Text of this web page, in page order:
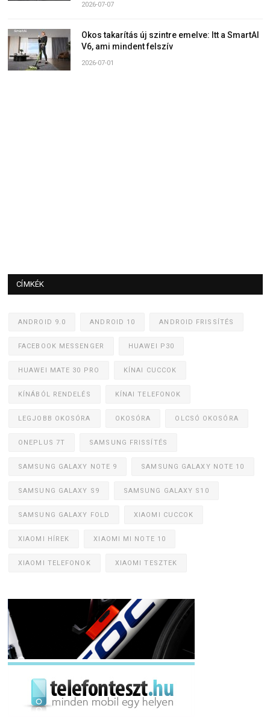
2026-07-07
Okos takarítás új szintre emelve: Itt a SmartAI
V6, ami mindent felszív
2026-07-01
CÍMKÉK
ANDROID 9.0 ANDROID 10 ANDROID FRISSÍTÉS
FACEBOOK MESSENGER HUAWEI P30
HUAWEI MATE 30 PRO KÍNAI CUCCOK
KÍNÁBÓL RENDELÉS KÍNAI TELEFONOK
LEGJOBB OKOSÓRA OKOSÓRA OLCSÓ OKOSÓRA
ONEPLUS 7T SAMSUNG FRISSÍTÉS
SAMSUNG GALAXY NOTE 9 SAMSUNG GALAXY NOTE 10
SAMSUNG GALAXY S9 SAMSUNG GALAXY S10
SAMSUNG GALAXY FOLD XIAOMI CUCCOK
XIAOMI HÍREK XIAOMI MI NOTE 10
XIAOMI TELEFONOK XIAOMI TESZTEK